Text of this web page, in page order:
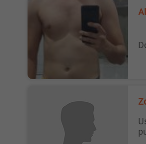
Usrecio bi zenu koja bi zelela prirodnim da se ostvari kao majka,takodje moze se javiti i bracni par gde zena hoce prirodnim